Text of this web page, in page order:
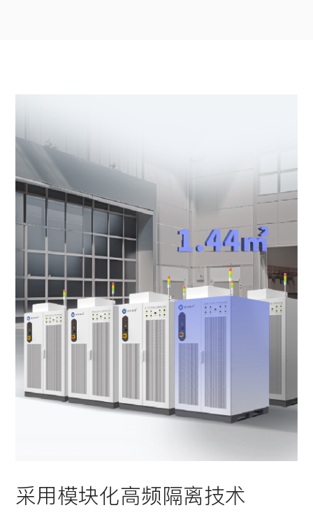
采用模块化高频隔离技术